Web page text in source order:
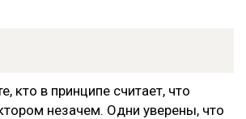
кто в принципе считает, что
незачем. Одни уверены, что